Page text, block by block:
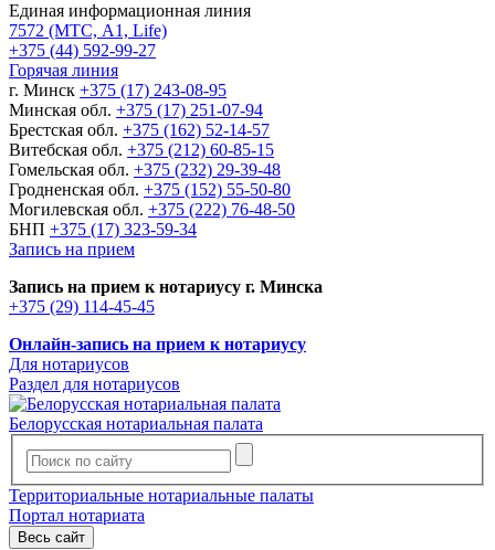
Единая информационная линия
7572 (МТС, A1, Life)
+375 (44) 592-99-27
Горячая линия
г. Минск +375 (17) 243-08-95
Минская обл. +375 (17) 251-07-94
Брестская обл. +375 (162) 52-14-57
Витебская обл. +375 (212) 60-85-15
Гомельская обл. +375 (232) 29-39-48
Гродненская обл. +375 (152) 55-50-80
Могилевская обл. +375 (222) 76-48-50
БНП +375 (17) 323-59-34
Запись на прием
Запись на прием к нотариусу г. Минска
+375 (29) 114-45-45
Онлайн-запись на прием к нотариусу
Для нотариусов
Раздел для нотариусов
Белорусская нотариальная палата
Территориальные нотариальные палаты
Портал нотариата
Весь сайт